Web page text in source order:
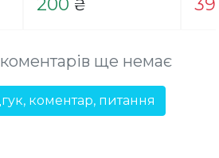
₴
коментарів ще немає
коментар, питання